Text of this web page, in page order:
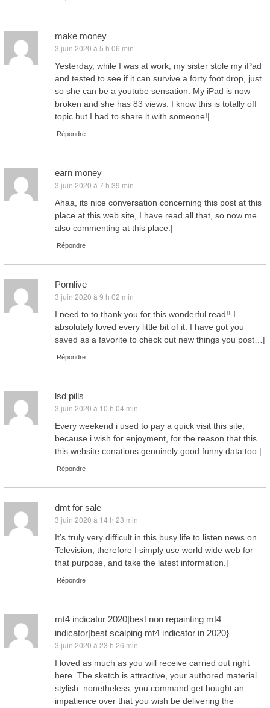
make money
dit :
3 juin 2020 à 5 h 06 min
Yesterday, while I was at work, my sister stole my iPad
and tested to see if it can survive a forty foot drop, just
so she can be a youtube sensation. My iPad is now
broken and she has 83 views. I know this is totally off
topic but I had to share it with someone!|
Répondre
earn money
dit :
3 juin 2020 à 7 h 39 min
Ahaa, its nice conversation concerning this post at this
place at this web site, I have read all that, so now me
also commenting at this place.|
Répondre
Pornlive
dit :
3 juin 2020 à 9 h 02 min
I need to to thank you for this wonderful read!! I
absolutely loved every little bit of it. I have got you
saved as a favorite to check out new things you post…|
Répondre
lsd pills
dit :
3 juin 2020 à 10 h 04 min
Every weekend i used to pay a quick visit this site,
because i wish for enjoyment, for the reason that this
this website conations genuinely good funny data too.|
Répondre
dmt for sale
dit :
3 juin 2020 à 14 h 23 min
It’s truly very difficult in this busy life to listen news on
Television, therefore I simply use world wide web for
that purpose, and take the latest information.|
Répondre
mt4 indicator 2020|best non repainting mt4
indicator|best scalping mt4 indicator in 2020}
dit :
3 juin 2020 à 23 h 26 min
I loved as much as you will receive carried out right
here. The sketch is attractive, your authored material
stylish. nonetheless, you command get bought an
impatience over that you wish be delivering the